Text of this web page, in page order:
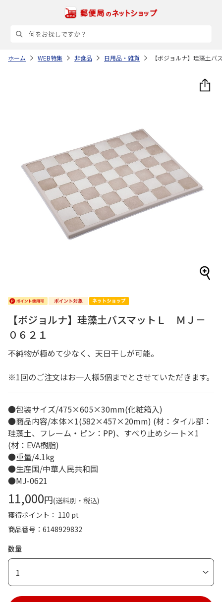
ホーム WEB特集 非食品 日用品・雑貨 【ボジョルナ】珪藻土
【ボジョルナ】珪藻土バスマットＬ ＭＪ－
０６２１
不純物が極めて少なく、天日干しが可能。
※1回のご注文はお一人様5個までとさせていただきます。
●包装サイズ/475×605×30mm(化粧箱入)
●商品内容/本体×1(582×457×20mm) (材：タイル部：
珪藻土、フレーム・ピン：PP)、すべり止めシート×1
(材：EVA樹脂)
●重量/4.1kg
●生産国/中華人民共和国
●MJ-0621
11,000円(送料別・税込)
獲得ポイント： 110 pt
商品番号
6148929832
数量
1